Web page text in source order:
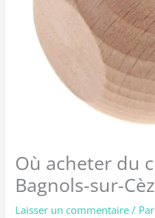
Où acheter du
Bagnols-sur-
Laisser un commentaire / Par